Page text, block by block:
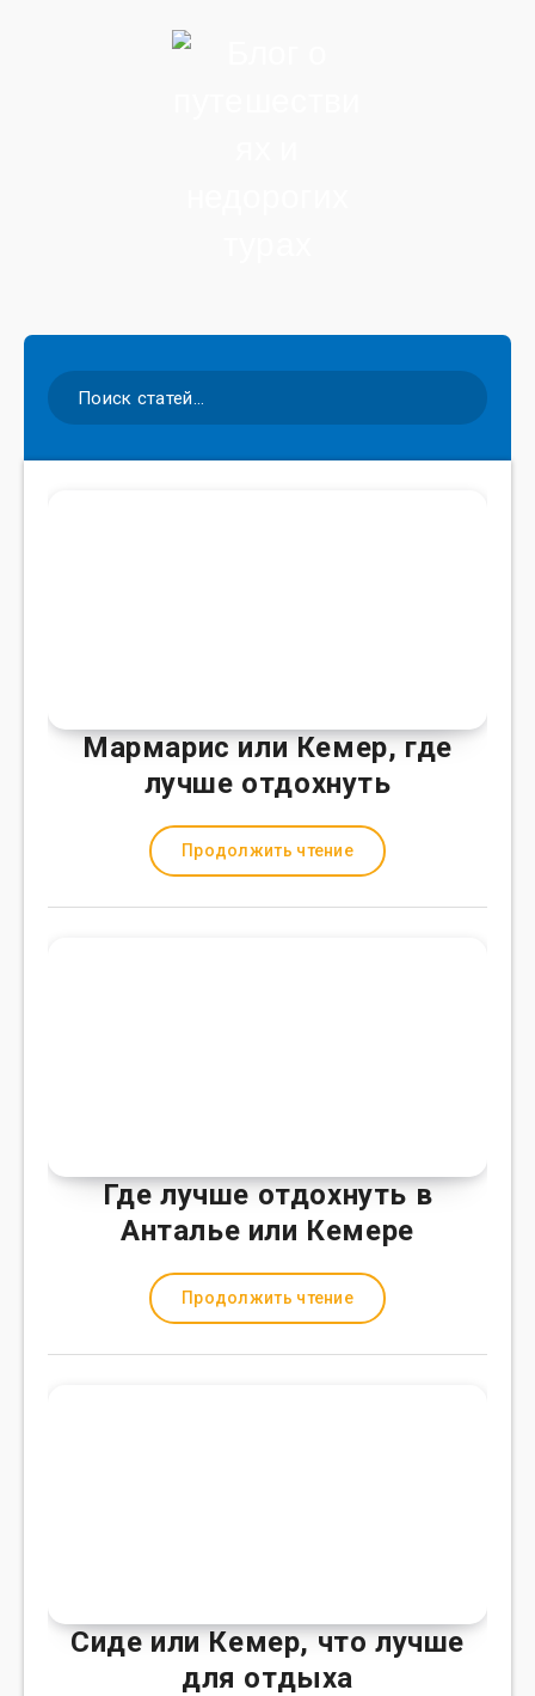
Мармарис или Кемер, где
лучше отдохнуть
Продолжить чтение
Где лучше отдохнуть в
Анталье или Кемере
Продолжить чтение
Сиде или Кемер, что лучше
для отдыха